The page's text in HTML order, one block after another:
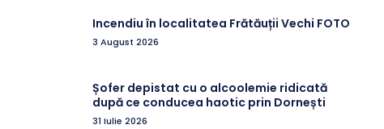
Incendiu în localitatea Frătăuții Vechi FOTO
3 August 2026
Șofer depistat cu o alcoolemie ridicată
după ce conducea haotic prin Dornești
31 Iulie 2026